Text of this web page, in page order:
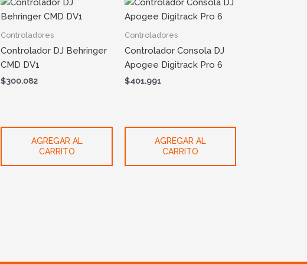
Controladores
Controlador DJ Behringer
CMD DV1
$300.082
AGREGAR AL
CARRITO
Controladores
Controlador Consola DJ
Apogee Digitrack Pro 6
$401.991
AGREGAR AL
CARRITO